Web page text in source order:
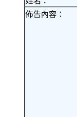
佈告內容：